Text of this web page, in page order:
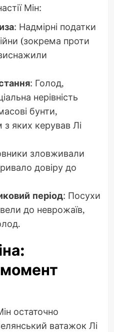
Мін:
: Надмірні податки
(зокрема проти
: Голод,
нерівність
бунти,
яких керував Лі
зловживали
довіру до
період: Посухи
до неврожаїв,
остаточно
ватажок Лі